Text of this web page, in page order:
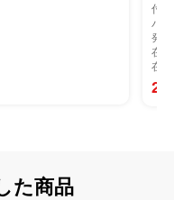
付
バ
発
在
在
た商品